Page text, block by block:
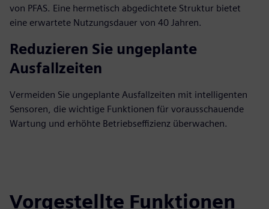
von PFAS. Eine hermetisch abgedichtete Struktur bietet
eine erwartete Nutzungsdauer von 40 Jahren.
Reduzieren Sie ungeplante
Ausfallzeiten
Vermeiden Sie ungeplante Ausfallzeiten mit intelligenten
Sensoren, die wichtige Funktionen für vorausschauende
Wartung und erhöhte Betriebseffizienz überwachen.
Vorgestellte Funktionen